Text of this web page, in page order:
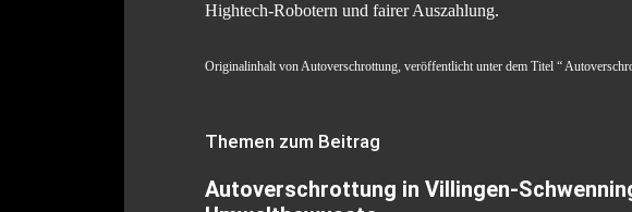
Hightech-Robotern und fairer Auszahlung.
Originalinhalt von Autoverschrottung, veröffentlicht unter dem Titel “
Themen zum Beitrag
Autoverschrottung in Villingen-